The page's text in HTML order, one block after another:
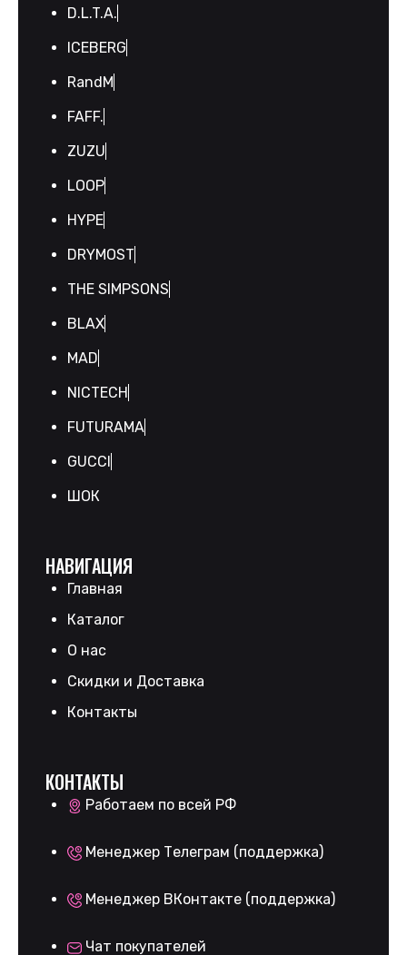
D.L.T.A.
ICEBERG
RandM
FAFF.
ZUZU
LOOP
HYPE
DRYMOST
THE SIMPSONS
BLAX
MAD
NICTECH
FUTURAMA
GUCCI
ШОК
НАВИГАЦИЯ
Главная
Каталог
О нас
Скидки и Доставка
Контакты
КОНТАКТЫ
Работаем по всей РФ
Менеджер Телеграм (поддержка)
Менеджер ВКонтакте (поддержка)
Чат покупателей